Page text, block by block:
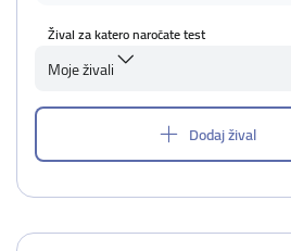
Žival za katero naročate test
Moje živali
Dodaj žival